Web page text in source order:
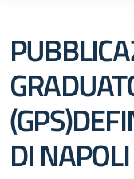
DI NAPOLI